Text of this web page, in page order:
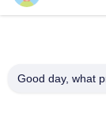
Good day, what